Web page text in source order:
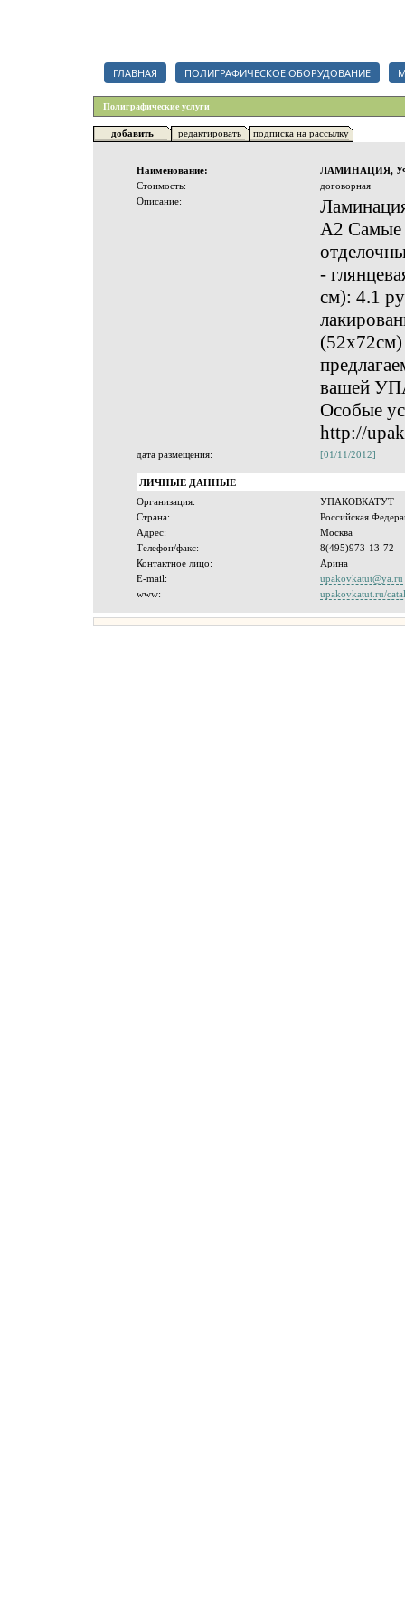
ГЛАВНАЯ ПОЛИГРАФИЧЕСКОЕ ОБОРУДОВАНИЕ
Полиграфические услуги
добавить редактировать подписка на рассылку
Наименование:
ЛАМИНАЦИЯ,
Стоимость:
договорная
Описание:
А2 Самые
-
см): 4.1
(52х72см)
вашей
Особые
http://
дата размещения: [01/11/2012]
ЛИЧНЫЕ ДАННЫЕ
Организация:
УПАКОВКАТУТ
Страна:
Российская
Адрес:
Москва
Телефон/факс:
8(495)973-13-72
Контактное лицо:
Арина
E-mail:
upakovkatut@ya.ru
www:
upakovkatut.ru/